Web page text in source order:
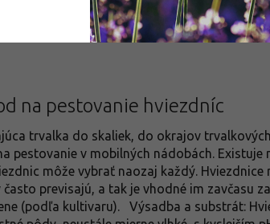
na pestovanie hviezdníc
trvalka do skaliek, do okrajov
pestovanie v mobilných nádobách.
môže vybrať naozaj každý.
často previsajú, a tak je vhodné im zavčasu
(podľa kultivaru). Výsadba a substrát: